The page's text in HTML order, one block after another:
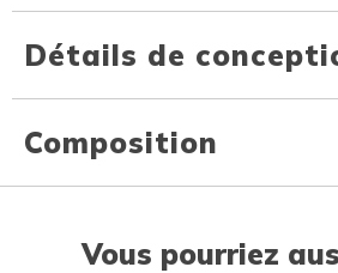
Détails de
Composition
Vous pourriez